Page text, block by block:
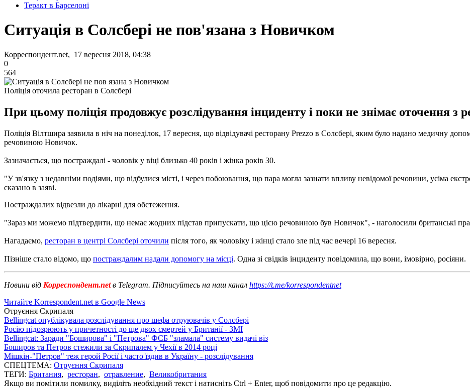
Теракт в Барселоні
Ситуація в Солсбері не пов'язана з Новичком
Корреспондент.net, 17 вересня 2018, 04:38
0
564
Поліція оточила ресторан в Солсбері
При цьому поліція продовжує розслідування інциденту і поки не знімає оточення з
Поліція Вілтшира заявила в ніч на понеділок, 17 вересня, що відвідувачі ресторану Prezzo в Солсбері, яким було надано медичну
речовиною Новичок.
Зазначається, що постраждалі - чоловік у віці близько 40 років і жінка років 30.
"У зв'язку з недавніми подіями, що відбулися місті, і через побоювання, що пара могла зазнати впливу невідомої речовини, усіма
сказано в заяві.
Постраждалих відвезли до лікарні для обстеження.
"Зараз ми можемо підтвердити, що немає жодних підстав припускати, що цією речовиною був Новичок", - наголосили британські
Нагадаємо, ресторан в центрі Солсбері оточили після того, як чоловіку і жінці стало зле під час вечері 16 вересня.
Пізніше стало відомо, що постраждалим надали допомогу на місці. Одна зі свідків інциденту повідомила, що вони, імовірно, росіяни.
Новини від Корреспондент.netв Telegram. Підписуйтесь на наш канал https://t.me/korrespondentnet
Читайте Korrespondent.net в Google News
Отруєння Скрипаля
Bellingcat опублікувала розслідування про шефа отруювачів у Солсбері
Росію підозрюють у причетності до ще двох смертей у Британії - ЗМІ
Bellingcat: Заради "Боширова" і "Петрова" ФСБ "зламала" систему видачі віз
Боширов та Петров стежили за Скрипалем у Чехії в 2014 році
Мішкін-"Петров" теж герой Росії і часто їздив в Україну - розслідування
СПЕЦТЕМА: Отруєння Скрипаля
ТЕГИ: Британия, ресторан, отравление, Великобритания
Якщо ви помітили помилку, виділіть необхідний текст і натисніть Ctrl + Enter, щоб повідомити про це редакцію.